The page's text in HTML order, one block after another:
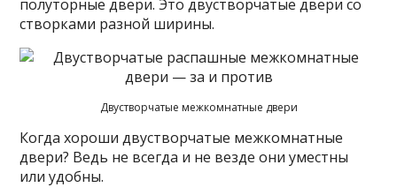
полуторные двери. Это двустворчатые двери со
створками разной ширины.
Двустворчатые межкомнатные двери
Когда хороши двустворчатые межкомнатные
двери? Ведь не всегда и не везде они уместны
или удобны.